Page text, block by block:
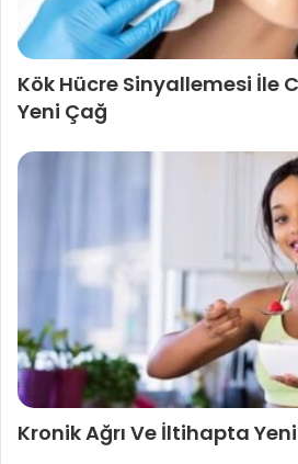
Kök Hücre Sinyallemesi İle
Yeni Çağ
Kronik Ağrı Ve İltihapta